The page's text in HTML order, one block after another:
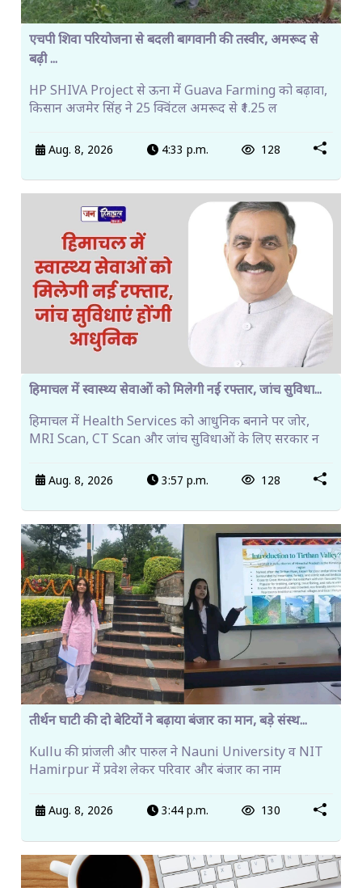
एचपी शिवा परियोजना से बदली बागवानी की तस्वीर, अमरूद से
बढ़ी ...
HP SHIVA Project से ऊना में Guava Farming को बढ़ावा,
किसान अजमेर सिंह ने 25 क्विंटल अमरूद से ₹1.25 ल
Aug. 8, 2026 4:33 p.m. 128
हिमाचल में स्वास्थ्य सेवाओं को मिलेगी नई रफ्तार, जांच सुविधा...
हिमाचल में Health Services को आधुनिक बनाने पर जोर,
MRI Scan, CT Scan और जांच सुविधाओं के लिए सरकार न
Aug. 8, 2026 3:57 p.m. 128
तीर्थन घाटी की दो बेटियों ने बढ़ाया बंजार का मान, बड़े संस्थ...
Kullu की प्रांजली और पारुल ने Nauni University व NIT
Hamirpur में प्रवेश लेकर परिवार और बंजार का नाम
Aug. 8, 2026 3:44 p.m. 130